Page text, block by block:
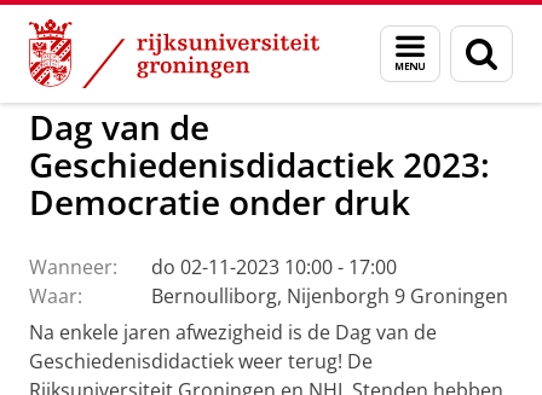
Skip
Content
Skip
Navigation
Menu
en
zoeken
GMW EVN - Geschiedenis
Dag van de
Geschiedenisdidactiek 2023:
Democratie onder druk
Wanneer:
do 02-11-2023 10:00 - 17:00
Waar:
Bernoulliborg, Nijenborgh 9 Groningen
Na enkele jaren afwezigheid is de Dag van de
Geschiedenisdidactiek weer terug! De